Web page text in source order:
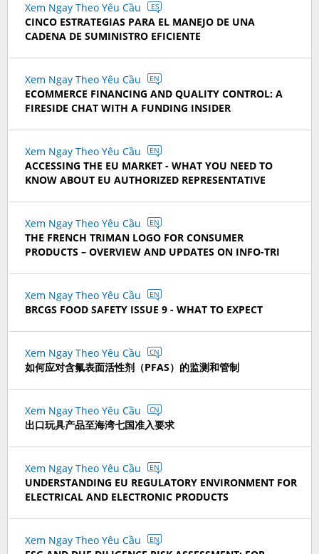
Xem Ngay Theo Yêu Cầu ES
CINCO ESTRATEGIAS PARA EL MANEJO DE UNA
CADENA DE SUMINISTRO EFICIENTE
Xem Ngay Theo Yêu Cầu EN
ECOMMERCE FINANCING AND QUALITY CONTROL: A
FIRESIDE CHAT WITH A FUNDING INSIDER
Xem Ngay Theo Yêu Cầu EN
ACCESSING THE EU MARKET - WHAT YOU NEED TO
KNOW ABOUT EU AUTHORIZED REPRESENTATIVE
Xem Ngay Theo Yêu Cầu EN
THE FRENCH TRIMAN LOGO FOR CONSUMER
PRODUCTS – OVERVIEW AND UPDATES ON INFO-TRI
Xem Ngay Theo Yêu Cầu EN
BRCGS FOOD SAFETY ISSUE 9 - WHAT TO EXPECT
Xem Ngay Theo Yêu Cầu CN
如何应对含氟表面活性剂（PFAS）的监测和管制
Xem Ngay Theo Yêu Cầu CN
出口玩具产品至海湾七国准入要求
Xem Ngay Theo Yêu Cầu EN
UNDERSTANDING EU REGULATORY ENVIRONMENT FOR
ELECTRICAL AND ELECTRONIC PRODUCTS
Xem Ngay Theo Yêu Cầu EN